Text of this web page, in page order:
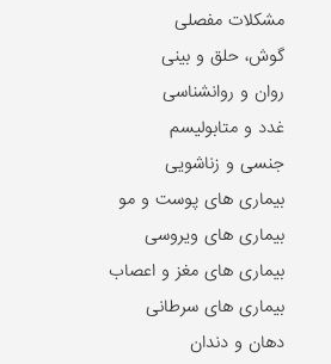
مشکلات مفصلی
گوش، حلق و بینی
روان و روانشناسی
غدد و متابولیسم
جنسی و زناشویی
بیماری های پوست و مو
بیماری های ویروسی
بیماری های مغز و اعصاب
بیماری های سرطانی
دهان و دندان